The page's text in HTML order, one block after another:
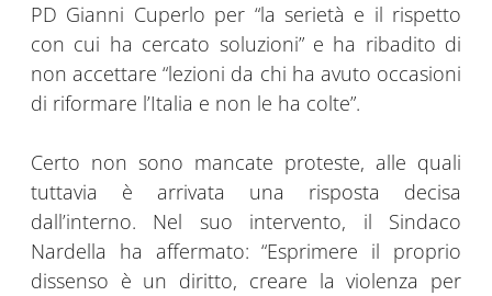
PD Gianni Cuperlo per “la serietà e il rispetto
con cui ha cercato soluzioni” e ha ribadito di
non accettare “lezioni da chi ha avuto occasioni
di riformare l’Italia e non le ha colte”.
Certo non sono mancate proteste, alle quali
tuttavia è arrivata una risposta decisa
dall’interno. Nel suo intervento, il Sindaco
Nardella ha affermato: “Esprimere il proprio
dissenso è un diritto, creare la violenza per